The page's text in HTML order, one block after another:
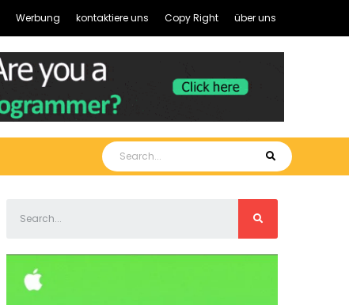
Werbung kontaktiere uns Copy Right über uns